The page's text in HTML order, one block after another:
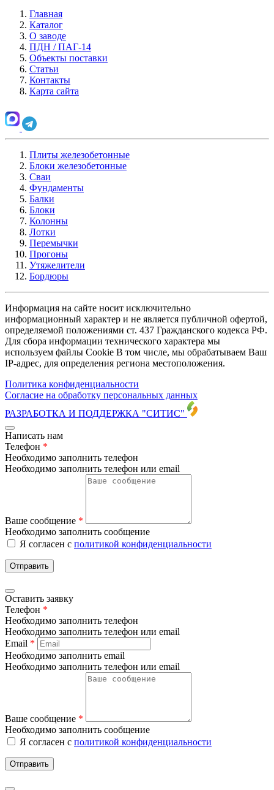
Главная
Каталог
О заводе
ПДН / ПАГ-14
Объекты поставки
Статьи
Контакты
Карта сайта
Плиты железобетонные
Блоки железобетонные
Сваи
Фундаменты
Балки
Блоки
Колонны
Лотки
Перемычки
Прогоны
Утяжелители
Бордюры
Информация на сайте носит исключительно
информационный характер и не является публичной офертой,
определяемой положениями ст. 437 Гражданского кодекса РФ.
Для сбора информации технического характера мы
используем файлы Cookie В том числе, мы обрабатываем Ваш
IP-адрес, для определения региона местоположения.
Политика конфиденциальности
Согласие на обработку персональных данных
РАЗРАБОТКА И ПОДДЕРЖКА "СИТИС"
Написать нам
Телефон *
Необходимо заполнить телефон
Необходимо заполнить телефон или email
Ваше сообщение *
Необходимо заполнить сообщение
Я согласен с политикой конфиденциальности
Отправить
Оставить заявку
Телефон *
Необходимо заполнить телефон
Необходимо заполнить телефон или email
Email *
Необходимо заполнить email
Необходимо заполнить телефон или email
Ваше сообщение *
Необходимо заполнить сообщение
Я согласен с политикой конфиденциальности
Отправить